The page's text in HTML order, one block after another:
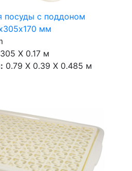
посуды с поддоном
мм
X 0.17 м
0.79 X 0.39 X 0.485 м